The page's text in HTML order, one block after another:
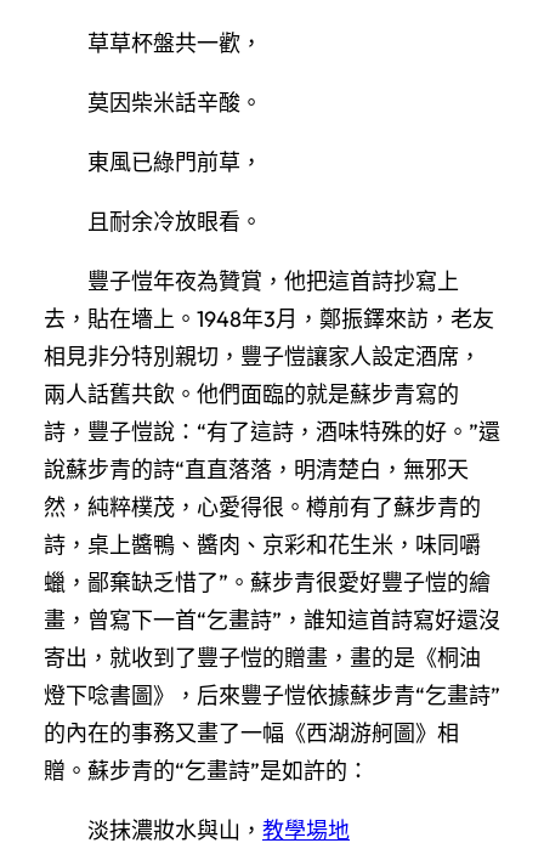
草草杯盤共一歡，
莫因柴米話辛酸。
東風已綠門前草，
且耐余冷放眼看。
豐子愷年夜為贊賞，他把這首詩抄寫上
去，貼在墻上。1948年3月，鄭振鐸來訪，老友
相見非分特別親切，豐子愷讓家人設定酒席，
兩人話舊共飲。他們面臨的就是蘇步青寫的
詩，豐子愷說：“有了這詩，酒味特殊的好。”還
說蘇步青的詩“直直落落，明清楚白，無邪天
然，純粹樸茂，心愛得很。樽前有了蘇步青的
詩，桌上醬鴨、醬肉、京彩和花生米，味同嚼
蠟，鄙棄缺乏惜了”。蘇步青很愛好豐子愷的繪
畫，曾寫下一首“乞畫詩”，誰知這首詩寫好還沒
寄出，就收到了豐子愷的贈畫，畫的是《桐油
燈下唸書圖》，后來豐子愷依據蘇步青“乞畫詩”
的內在的事務又畫了一幅《西湖游舸圖》相
贈。蘇步青的“乞畫詩”是如許的：
淡抹濃妝水與山， 教學場地